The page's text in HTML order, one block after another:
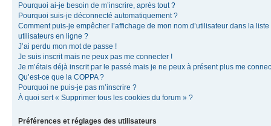
Pourquoi ai-je besoin de m’inscrire, après tout ?
Pourquoi suis-je déconnecté automatiquement ?
Comment puis-je empêcher l’affichage de mon nom d’utilisateur dans la liste
utilisateurs en ligne ?
J’ai perdu mon mot de passe !
Je suis inscrit mais ne peux pas me connecter !
Je m’étais déjà inscrit par le passé mais je ne peux à présent plus me
Qu’est-ce que la COPPA ?
Pourquoi ne puis-je pas m’inscrire ?
À quoi sert « Supprimer tous les cookies du forum » ?
Préférences et réglages des utilisateurs